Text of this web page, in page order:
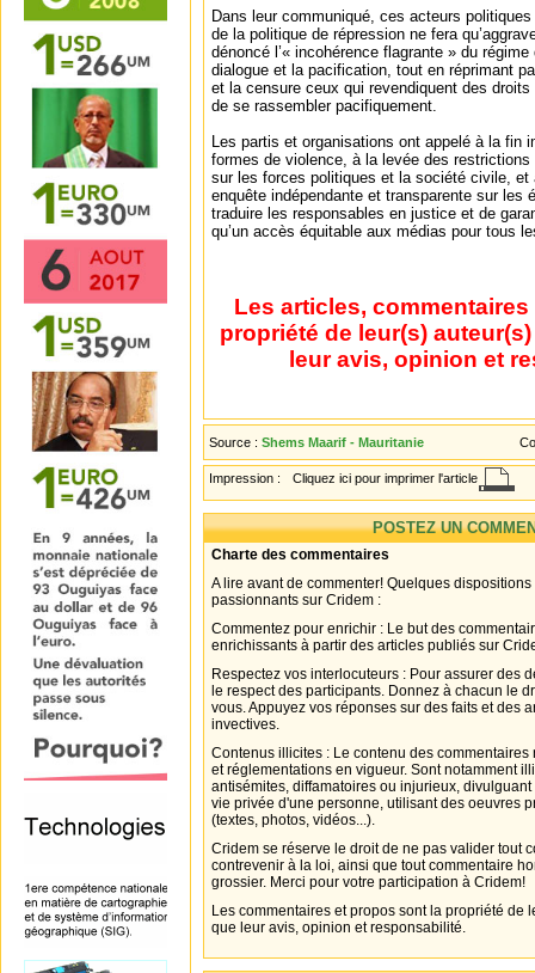
Dans leur communiqué, ces acteurs
de la politique de répression ne fera
dénoncé l’« incohérence flagrante » du
dialogue et la pacification, tout en réprimant
et la censure ceux qui revendiquent des
de se rassembler pacifiquement.
Les partis et organisations ont appelé à la fin
formes de violence, à la levée des
sur les forces politiques et la société civile, et
enquête indépendante et transparente sur les
traduire les responsables en justice et de
qu’un accès équitable aux médias pour tous
Les articles,
propriété de leur(s)
leur avis, opinion et
Source : Shems Maarif - Mauritanie
Impression : Cliquez ici pour imprimer l'article
POSTEZ UN
Charte des commentaires
A lire avant de commenter! Quelques
passionnants sur Cridem :
Commentez pour enrichir : Le but des
enrichissants à partir des articles publiés sur
Respectez vos interlocuteurs : Pour assurer des
le respect des participants. Donnez à chacun le
vous. Appuyez vos réponses sur des faits et des
invectives.
Contenus illicites : Le contenu des
et réglementations en vigueur. Sont notamment
antisémites, diffamatoires ou injurieux,
vie privée d'une personne, utilisant des oeuvres
(textes, photos, vidéos...).
Cridem se réserve le droit de ne pas valider tout
contrevenir à la loi, ainsi que tout commentaire
grossier. Merci pour votre participation à Cridem!
Les commentaires et propos sont la propriété de
que leur avis, opinion et responsabilité.